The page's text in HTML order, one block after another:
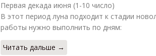
Первая декада июня (1-10 число)
В этот период луна подходит к стадии
работы нужно выполнить по дням:
Читать дальше →